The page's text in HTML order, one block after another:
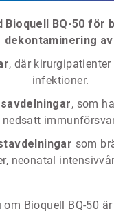
Bioquell BQ-50 för
dekontaminering
, där
infektioner.
, som
nedsatt
som
neonatal
om Bioquell BQ-50